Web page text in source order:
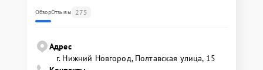
ОбзорОтзывы 275
Адрес
г. Нижний Новгород, Полтавская улица, 15